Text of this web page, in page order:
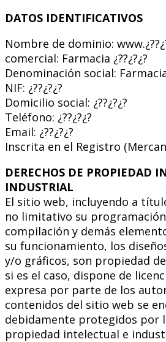
DATOS IDENTIFICATIVOS
Nombre de dominio:
comercial: Farmacia ¿??¿?¿?
Denominación social: Farmacia
NIF: ¿??¿?¿?
Domicilio social: ¿??¿?¿?
Teléfono: ¿??¿?¿?
Email: ¿??¿?¿?
Inscrita en el Registro
DERECHOS DE PROPIEDAD
INDUSTRIAL
El sitio web, incluyendo a
no limitativo su
compilación y demás
su funcionamiento, los
y/o gráficos, son propiedad del
si es el caso, dispone de
expresa por parte de los
contenidos del sitio web se
debidamente protegidos por
propiedad intelectual e